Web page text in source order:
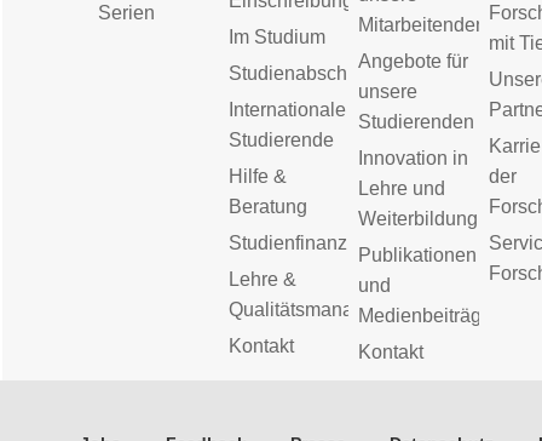
Serien
Im Studium
Studienabschluss
Internationale
Studierende
Hilfe &
Beratung
Studienfinanzierung
Lehre &
Qualitätsmanagement
Kontakt
Mitarbeitenden
Angebote für
unsere
Studierenden
Innovation in
Lehre und
Weiterbildung
Publikationen
und
Medienbeiträge
Kontakt
mit
der